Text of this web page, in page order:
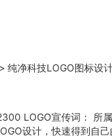
> 纯净科技LOGO图标设
LOGO宣传词： 所
设计，快速得到自